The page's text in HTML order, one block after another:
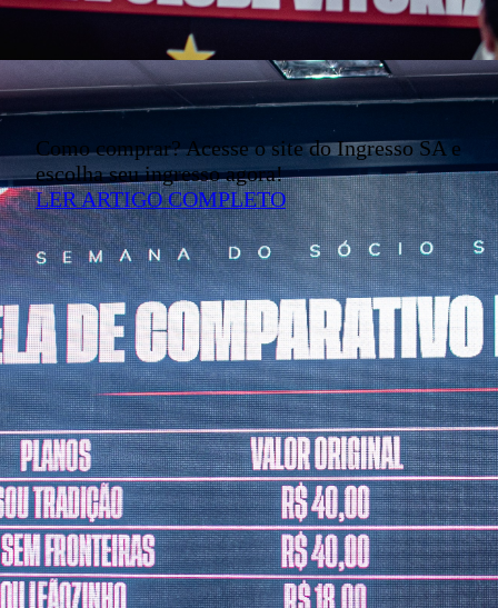
Como comprar? Acesse o site do Ingresso SA e
escolha seu ingresso agora!
LER ARTIGO COMPLETO